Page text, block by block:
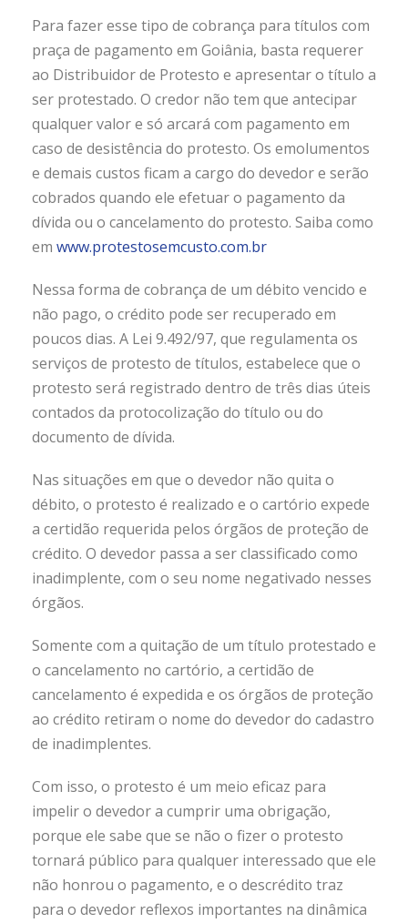
Para fazer esse tipo de cobrança para títulos com
praça de pagamento em Goiânia, basta requerer
ao Distribuidor de Protesto e apresentar o título a
ser protestado. O credor não tem que antecipar
qualquer valor e só arcará com pagamento em
caso de desistência do protesto. Os emolumentos
e demais custos ficam a cargo do devedor e serão
cobrados quando ele efetuar o pagamento da
dívida ou o cancelamento do protesto. Saiba como
em www.protestosemcusto.com.br
Nessa forma de cobrança de um débito vencido e
não pago, o crédito pode ser recuperado em
poucos dias. A Lei 9.492/97, que regulamenta os
serviços de protesto de títulos, estabelece que o
protesto será registrado dentro de três dias úteis
contados da protocolização do título ou do
documento de dívida.
Nas situações em que o devedor não quita o
débito, o protesto é realizado e o cartório expede
a certidão requerida pelos órgãos de proteção de
crédito. O devedor passa a ser classificado como
inadimplente, com o seu nome negativado nesses
órgãos.
Somente com a quitação de um título protestado e
o cancelamento no cartório, a certidão de
cancelamento é expedida e os órgãos de proteção
ao crédito retiram o nome do devedor do cadastro
de inadimplentes.
Com isso, o protesto é um meio eficaz para
impelir o devedor a cumprir uma obrigação,
porque ele sabe que se não o fizer o protesto
tornará público para qualquer interessado que ele
não honrou o pagamento, e o descrédito traz
para o devedor reflexos importantes na dinâmica